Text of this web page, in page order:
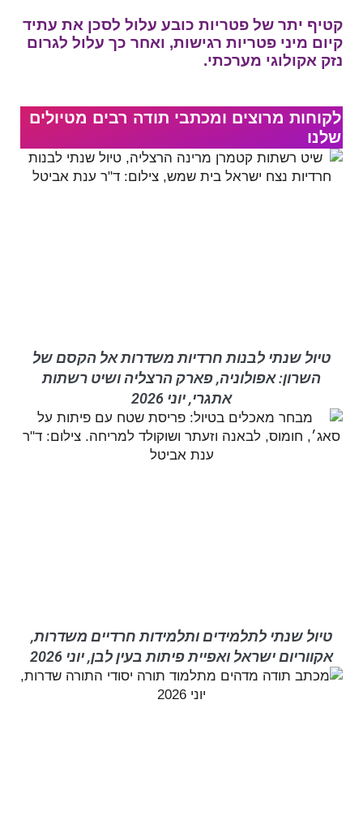
קטיף יתר של פטריות כובע עלול לסכן את עתיד
קיום מיני פטריות רגישות, ואחר כך עלול לגרום
נזק אקולוגי מערכתי.
לקוחות מרוצים ומכתבי תודה רבים מטיולים
שלנו
טיול שנתי לבנות חרדיות משדרות אל הקסם של
השרון: אפולוניה, פארק הרצליה ושיט רשתות
אתגרי, יוני 2026
טיול שנתי לתלמידים ותלמידות חרדיים משדרות,
אקווריום ישראל ואפיית פיתות בעין לבן, יוני 2026